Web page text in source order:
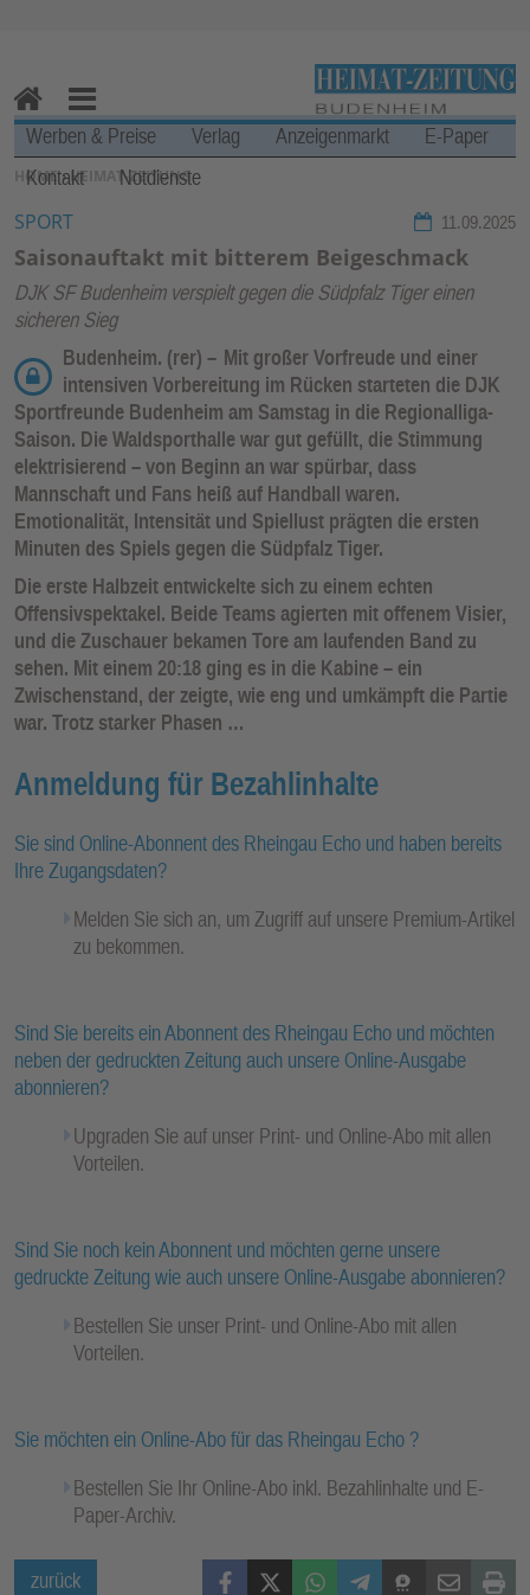
Zum Inhalt springen ↓
SIE BEFINDEN SICH HIER:
HOME›HEIMAT-ZEITUNG
SPORT 11.09.2025
Saisonauftakt mit bitterem Beigeschmack
DJK SF Budenheim verspielt gegen die Südpfalz Tiger einen
sicheren Sieg
Budenheim. (rer) – Mit großer Vorfreude und einer
intensiven Vorbereitung im Rücken starteten die DJK
Sportfreunde Budenheim am Samstag in die Regionalliga-
Saison. Die Waldsporthalle war gut gefüllt, die Stimmung
elektrisierend – von Beginn an war spürbar, dass
Mannschaft und Fans heiß auf Handball waren.
Emotionalität, Intensität und Spiellust prägten die ersten
Minuten des Spiels gegen die Südpfalz Tiger.
Die erste Halbzeit entwickelte sich zu einem echten
Offensivspektakel. Beide Teams agierten mit offenem Visier,
und die Zuschauer bekamen Tore am laufenden Band zu
sehen. Mit einem 20:18 ging es in die Kabine – ein
Zwischenstand, der zeigte, wie eng und umkämpft die Partie
war. Trotz starker Phasen …
Anmeldung für Bezahlinhalte
Sie sind Online-Abonnent des Rheingau Echo und haben bereits
Ihre Zugangsdaten?
Melden Sie sich an, um Zugriff auf unsere Premium-Artikel
zu bekommen.
Sind Sie bereits ein Abonnent des Rheingau Echo und möchten
neben der gedruckten Zeitung auch unsere Online-Ausgabe
abonnieren?
Upgraden Sie auf unser Print- und Online-Abo mit allen
Vorteilen.
Sind Sie noch kein Abonnent und möchten gerne unsere
gedruckte Zeitung wie auch unsere Online-Ausgabe abonnieren?
Bestellen Sie unser Print- und Online-Abo mit allen
Vorteilen.
Sie möchten ein Online-Abo für das Rheingau Echo ?
Bestellen Sie Ihr Online-Abo inkl. Bezahlinhalte und E-
Paper-Archiv.
zurück FacebookX (Twitter)WhatsAppTelegramThreemaMail Print
H
o
m
e
M
en
u
Werben & Preise Verlag Anzeigenmarkt
E-Paper
Kontakt
Notdienste